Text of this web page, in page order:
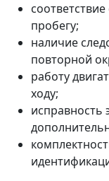
пробегу;
наличие
повторной
работу
ходу;
исправность